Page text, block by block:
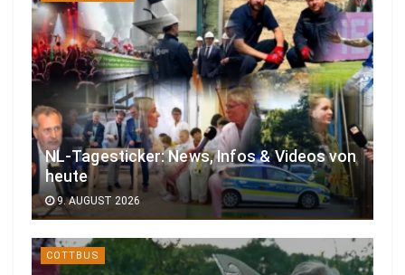
NL-Tagesticker: News, Infos & Videos von
heute
9. AUGUST 2026
COTTBUS